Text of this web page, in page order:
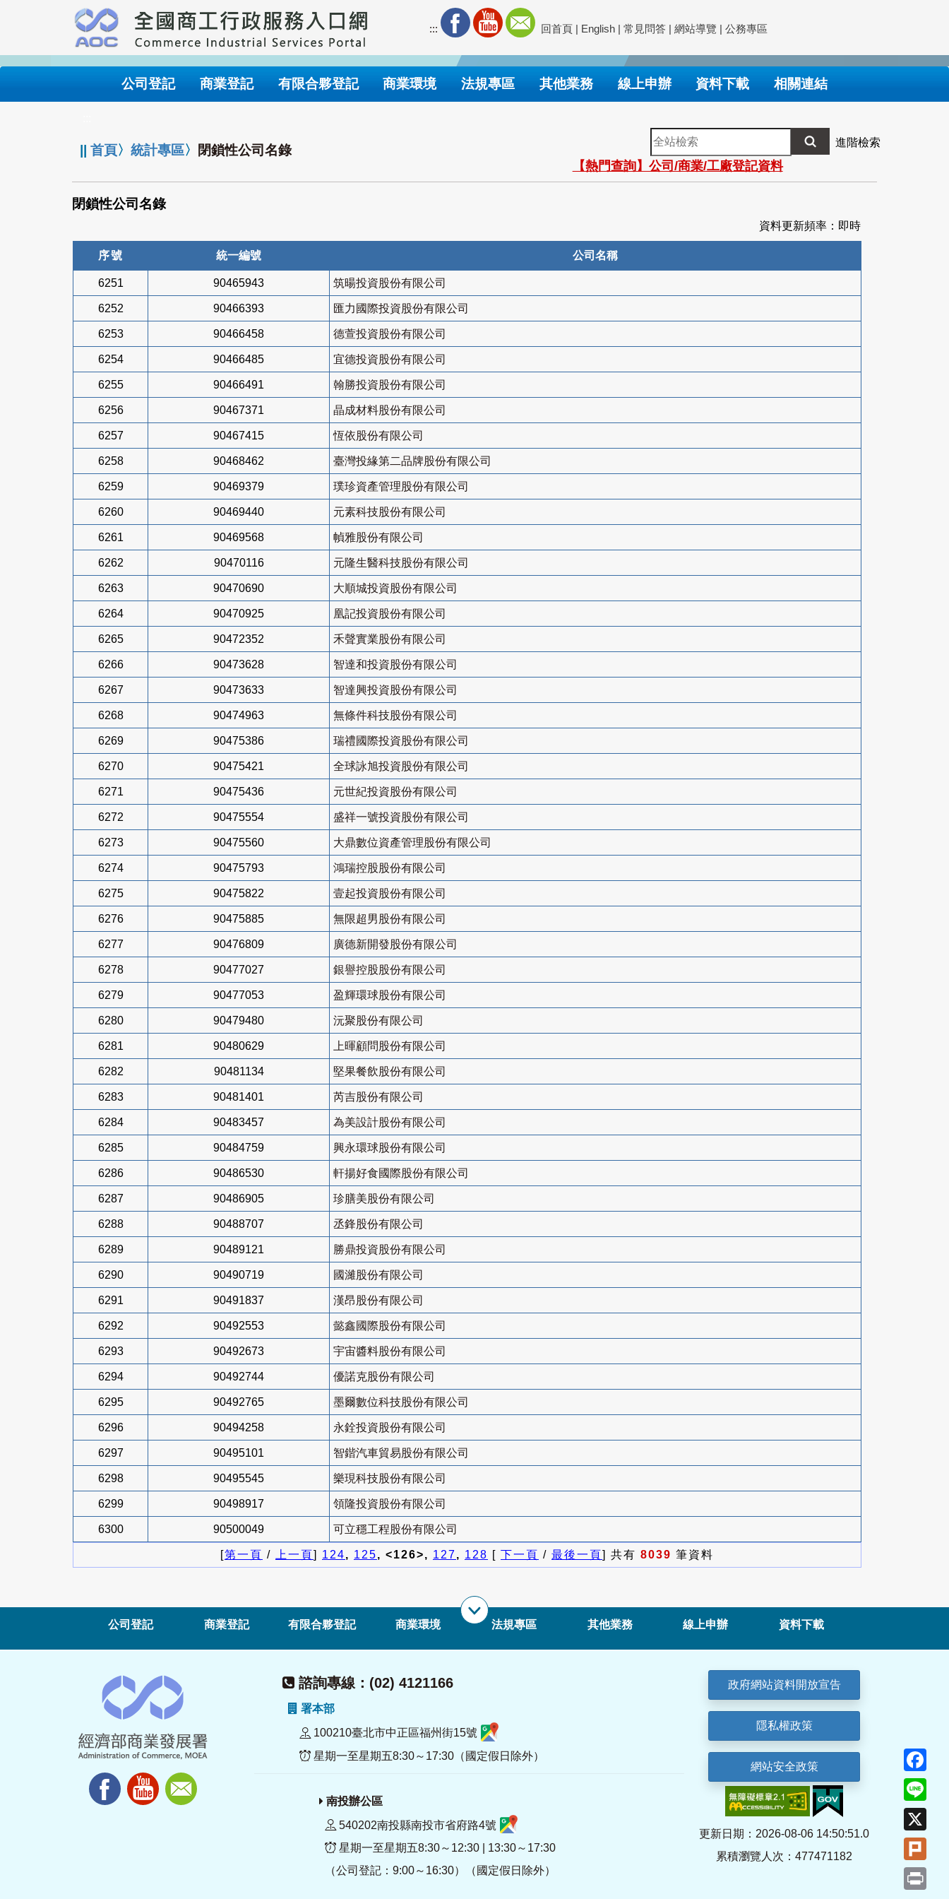
要
內
::: 回首頁 | English | 常見問答 | 網站導覽 | 公務專區
公司登記 商業登記 有限合夥登記 商業環境 法規專區 其他業務 線上申辦 資料下載 相關連結
||首頁〉統計專區〉 閉鎖性公司名錄
全
站
檢
索
進階檢索
【熱門查詢】公司/商業/工廠登記資料
閉鎖性公司名錄
資料更新頻率：即時
序號 統一編號 公司名稱
6251 90465943 筑暘投資股份有限公司
6252 90466393 匯力國際投資股份有限公司
6253 90466458 德萱投資股份有限公司
6254 90466485 宜德投資股份有限公司
6255 90466491 翰勝投資股份有限公司
6256 90467371 晶成材料股份有限公司
6257 90467415 恆依股份有限公司
6258 90468462 臺灣投緣第二品牌股份有限公司
6259 90469379 璞珍資產管理股份有限公司
6260 90469440 元素科技股份有限公司
6261 90469568 幀雅股份有限公司
6262 90470116 元隆生醫科技股份有限公司
6263 90470690 大順城投資股份有限公司
6264 90470925 凰記投資股份有限公司
6265 90472352 禾聲實業股份有限公司
6266 90473628 智達和投資股份有限公司
6267 90473633 智達興投資股份有限公司
6268 90474963 無條件科技股份有限公司
6269 90475386 瑞禮國際投資股份有限公司
6270 90475421 全球詠旭投資股份有限公司
6271 90475436 元世紀投資股份有限公司
6272 90475554 盛祥一號投資股份有限公司
6273 90475560 大鼎數位資產管理股份有限公司
6274 90475793 鴻瑞控股股份有限公司
6275 90475822 壹起投資股份有限公司
6276 90475885 無限超男股份有限公司
6277 90476809 廣德新開發股份有限公司
6278 90477027 銀譽控股股份有限公司
6279 90477053 盈輝環球股份有限公司
6280 90479480 沅聚股份有限公司
6281 90480629 上暉顧問股份有限公司
6282 90481134 堅果餐飲股份有限公司
6283 90481401 芮吉股份有限公司
6284 90483457 為美設計股份有限公司
6285 90484759 興永環球股份有限公司
6286 90486530 軒揚好食國際股份有限公司
6287 90486905 珍膳美股份有限公司
6288 90488707 丞鋒股份有限公司
6289 90489121 勝鼎投資股份有限公司
6290 90490719 國濰股份有限公司
6291 90491837 漢昂股份有限公司
6292 90492553 懿鑫國際股份有限公司
6293 90492673 宇宙醬料股份有限公司
6294 90492744 優諾克股份有限公司
6295 90492765 墨爾數位科技股份有限公司
6296 90494258 永銓投資股份有限公司
6297 90495101 智鍇汽車貿易股份有限公司
6298 90495545 樂現科技股份有限公司
6299 90498917 領隆投資股份有限公司
6300 90500049 可立穩工程股份有限公司
[第一頁 / 上一頁] 124, 125, <126>, 127, 128 [ 下一頁 / 最後一頁] 共有 8039 筆資料
公司登記 商業登記 有限合夥登記 商業環境 法規專區 其他業務 線上申辦 資料下載
諮詢專線：(02) 4121166
署本部
100210臺北市中正區福州街15號
星期一至星期五8:30～17:30（國定假日除外）
南投辦公區
540202南投縣南投市省府路4號
星期一至星期五8:30～12:30 | 13:30～17:30
（公司登記：9:00～16:30）（國定假日除外）
政府網站資料開放宣告
隱私權政策
網站安全政策
更新日期：2026-08-06 14:50:51.0
累積瀏覽人次：477471182